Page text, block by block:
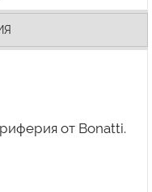
от Bonatti.